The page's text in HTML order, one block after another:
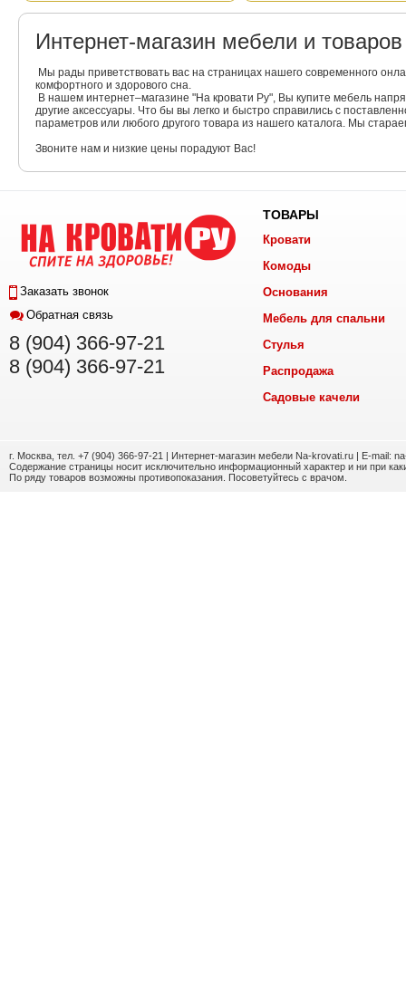
Интернет-магазин мебели и
Мы рады приветствовать вас на страницах нашего современного
комфортного и здорового сна.
В нашем интернет–магазине "На кровати Ру", Вы купите мебель
другие аксессуары. Что бы вы легко и быстро справились с
параметров или любого другого товара из нашего каталога. Мы
Звоните нам и низкие цены порадуют Вас!
Заказать звонок
Обратная связь
8 (904) 366-97-21
8 (904) 366-97-21
ТОВАРЫ
Кровати
Комоды
Основания
Мебель для спальни
Стулья
Распродажа
Садовые качели
г. Москва, тел. +7 (904) 366-97-21 | Интернет-магазин мебели Na-krovati.ru | E-mail:
Содержание страницы носит исключительно информационный характер и ни при
По ряду товаров возможны противопоказания. Посоветуйтесь с врачом.